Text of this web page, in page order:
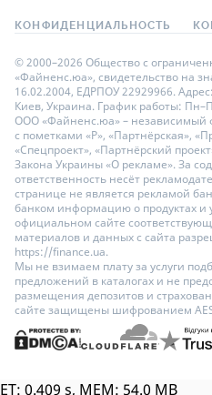
КОНФИДЕНЦИАЛЬНОСТЬ
© 2000–2026 Общество с
«Файненс.юа», свидетельство на
16.02.2004, ЕДРПОУ 22929966.
Киев, Украина. График работы:
ООО «Файненс.юа» – независимый
с пометками «Р», «Партнёрская»,
«Спецпроект», «Партнёрский
Закона Украины «О рекламе». За
ответственность несёт
странице не является рекламой
банком информацию о продуктах и
официальном сайте
материалов и данных с сайта
https://finance.ua.
Мы не взимаем плату за услуги
предложений в каталогах и не
размещения депозитов и
сайте защищены шифрованием
ET: 0.409 s, MEM: 54.0 MB